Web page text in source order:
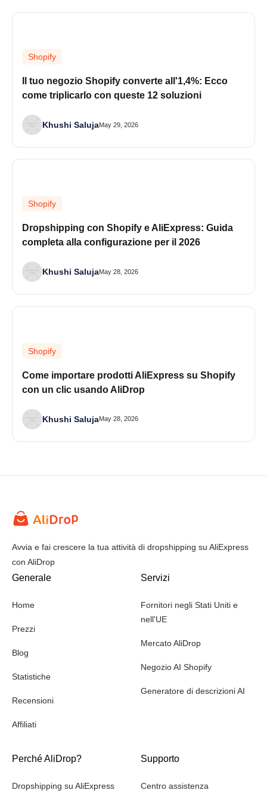
Shopify
Il tuo negozio Shopify converte all'1,4%: Ecco
come triplicarlo con queste 12 soluzioni
Khushi SalujaMay 29, 2026
Shopify
Dropshipping con Shopify e AliExpress: Guida
completa alla configurazione per il 2026
Khushi SalujaMay 28, 2026
Shopify
Come importare prodotti AliExpress su Shopify
con un clic usando AliDrop
Khushi SalujaMay 28, 2026
Avvia e fai crescere la tua attività di dropshipping su AliExpress
con AliDrop
Generale
Home
Prezzi
Blog
Statistiche
Recensioni
Affiliati
Servizi
Fornitori negli Stati Uniti e
nell'UE
Mercato AliDrop
Negozio AI Shopify
Generatore di descrizioni AI
Perché AliDrop?
Dropshipping su AliExpress
Supporto
Centro assistenza